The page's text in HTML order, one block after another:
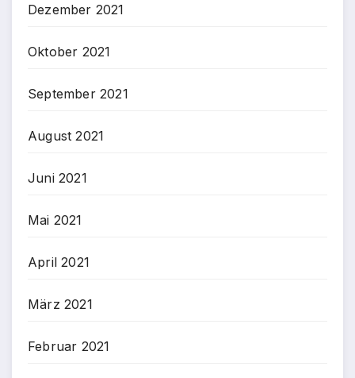
Dezember 2021
Oktober 2021
September 2021
August 2021
Juni 2021
Mai 2021
April 2021
März 2021
Februar 2021